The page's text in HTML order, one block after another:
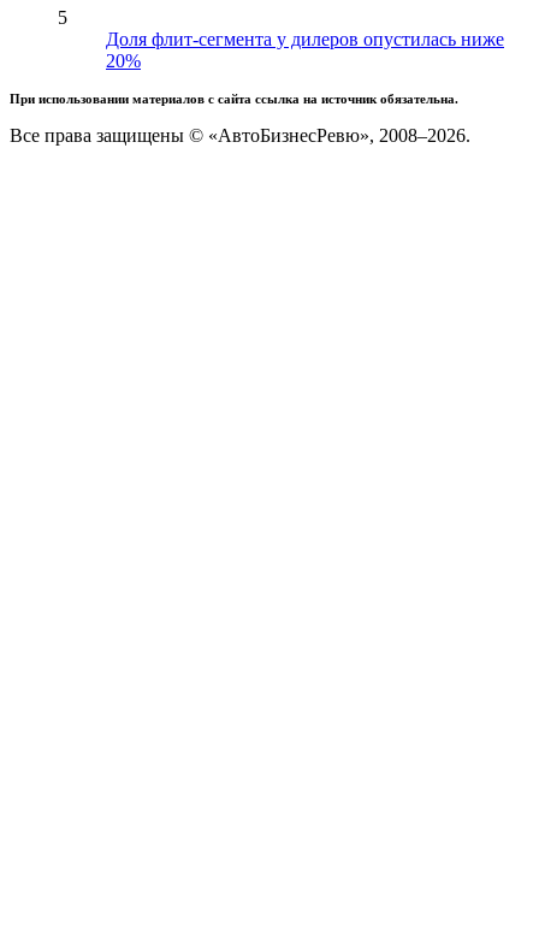
5
Доля флит-сегмента у дилеров опустилась ниже
20%
При использовании материалов с сайта ссылка на источник обязательна.
Все права защищены © «АвтоБизнесРевю», 2008–2026.